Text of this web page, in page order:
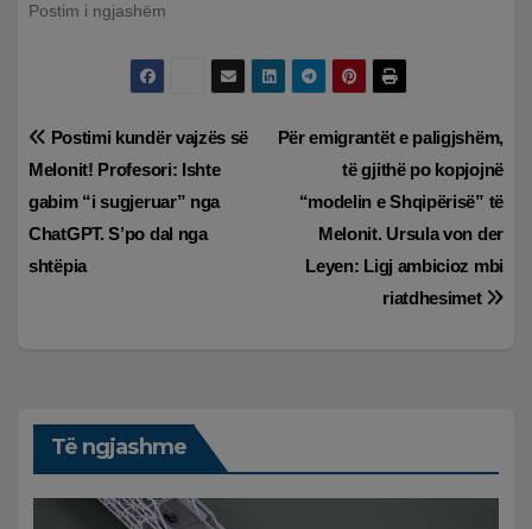
Postim i ngjashëm
Lëvizje
te
postimet
Për emigrantët e paligjshëm,
të gjithë po kopjojnë
“modelin e Shqipërisë” të
Melonit. Ursula von der
Leyen: Ligj ambicioz mbi
riatdhesimet
Postimi kundër vajzës së
Melonit! Profesori: Ishte
gabim “i sugjeruar” nga
ChatGPT. S’po dal nga
shtëpia
Të ngjashme